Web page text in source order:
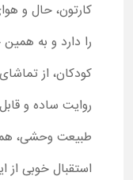
کارتون، حال و
را دارد و به
کودکان، از
روایت ساده و
طبیعت وحشی،
استقبال خوبی از